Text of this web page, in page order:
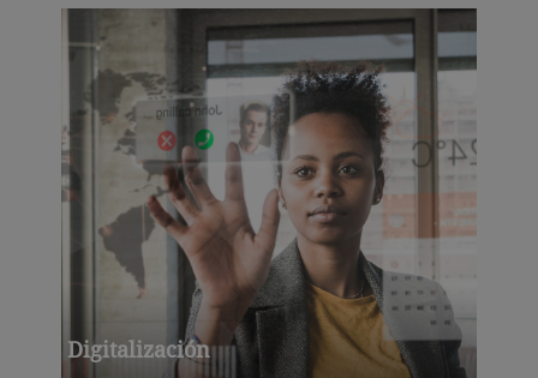
Digitalización